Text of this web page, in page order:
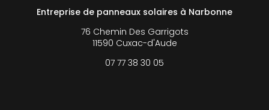
Entreprise de panneaux solaires à Narbonne
76 Chemin Des Garrigots
11590 Cuxac-d'Aude
07 77 38 30 05